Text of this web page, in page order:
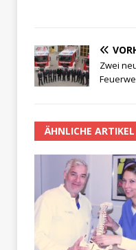
Zwei
ÄHNLICHE ARTIKEL